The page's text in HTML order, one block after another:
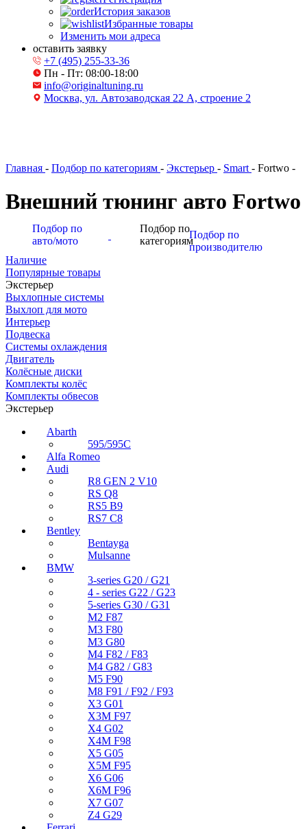
История заказов
Избранные товары
Изменить мои адреса
оставить заявку
+7 (495) 255-33-36
Пн - Пт: 08:00-18:00
info@originaltuning.ru
Москва, ул. Автозаводская 22 А, строение 2
Главная - Подбор по категориям - Экстерьер - Smart - Fortwo -
Внешний тюнинг авто Fortwo
Подбор по
авто/мото
Подбор по
категориям
Подбор по
производителю
Наличие
Популярные товары
Экстерьер
Выхлопные системы
Выхлоп для мото
Интерьер
Подвеска
Системы охлаждения
Двигатель
Колёсные диски
Комплекты колёс
Комплекты обвесов
Экстерьер
Abarth
595/595C
Alfa Romeo
Audi
R8 GEN 2 V10
RS Q8
RS5 B9
RS7 C8
Bentley
Bentayga
Mulsanne
BMW
3-series G20 / G21
4 - series G22 / G23
5-series G30 / G31
M2 F87
M3 F80
M3 G80
M4 F82 / F83
M4 G82 / G83
M5 F90
M8 F91 / F92 / F93
X3 G01
X3M F97
X4 G02
X4M F98
X5 G05
X5M F95
X6 G06
X6M F96
X7 G07
Z4 G29